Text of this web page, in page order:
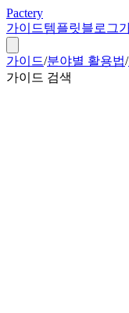
Pactery
가이드템플릿블로그
가이드/분야별 활용법/
가이드 검색